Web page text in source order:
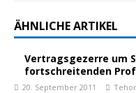
ÄHNLICHE ARTIKEL
Vertragsgezerre um
fortschreitenden
20. September 2011